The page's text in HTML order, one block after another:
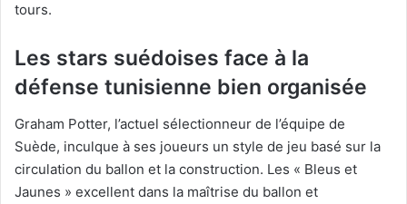
tours.
Les stars suédoises face à la
défense tunisienne bien organisée
Graham Potter, l’actuel sélectionneur de l’équipe de
Suède, inculque à ses joueurs un style de jeu basé sur la
circulation du ballon et la construction. Les « Bleus et
Jaunes » excellent dans la maîtrise du ballon et